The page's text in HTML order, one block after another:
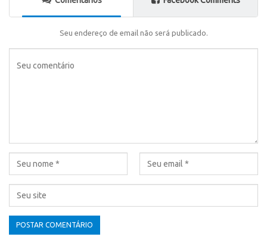
Seu endereço de email não será publicado.